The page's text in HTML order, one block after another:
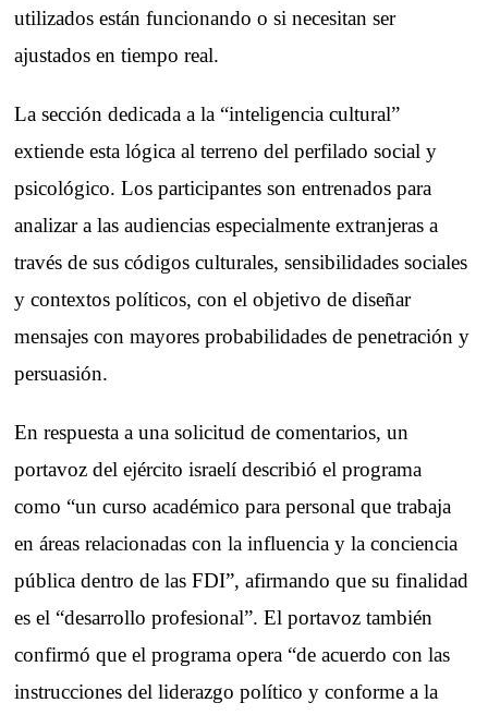
utilizados están funcionando o si necesitan ser
ajustados en tiempo real.
La sección dedicada a la “inteligencia cultural”
extiende esta lógica al terreno del perfilado social y
psicológico. Los participantes son entrenados para
analizar a las audiencias especialmente extranjeras a
través de sus códigos culturales, sensibilidades sociales
y contextos políticos, con el objetivo de diseñar
mensajes con mayores probabilidades de penetración y
persuasión.
En respuesta a una solicitud de comentarios, un
portavoz del ejército israelí describió el programa
como “un curso académico para personal que trabaja
en áreas relacionadas con la influencia y la conciencia
pública dentro de las FDI”, afirmando que su finalidad
es el “desarrollo profesional”. El portavoz también
confirmó que el programa opera “de acuerdo con las
instrucciones del liderazgo político y conforme a la